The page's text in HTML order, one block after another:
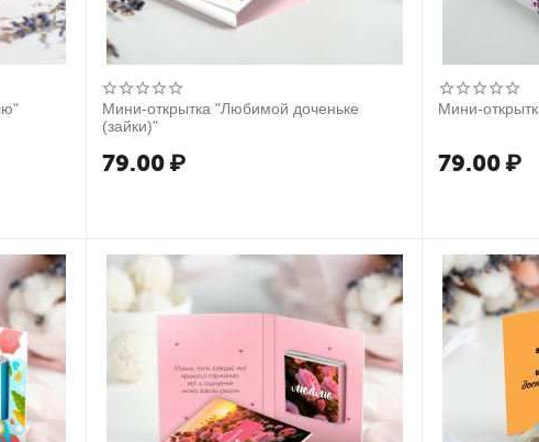
Мини-открытка "Любимой доченьке
(зайки)"
79.00 ₽
Мини-
79.00 ₽